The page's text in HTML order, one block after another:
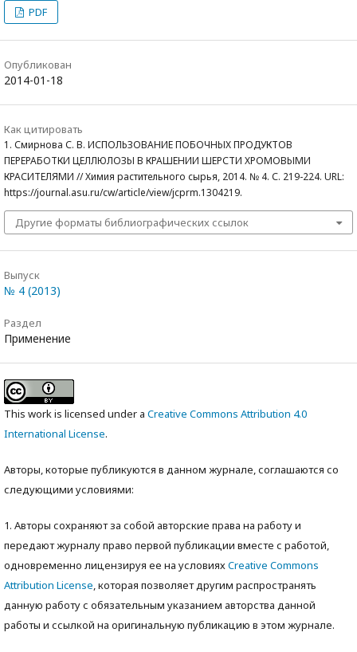
PDF
Опубликован
2014-01-18
Как цитировать
1. Смирнова С. В. ИСПОЛЬЗОВАНИЕ ПОБОЧНЫХ ПРОДУКТОВ
ПЕРЕРАБОТКИ ЦЕЛЛЮЛОЗЫ В КРАШЕНИИ ШЕРСТИ ХРОМОВЫМИ
КРАСИТЕЛЯМИ // Химия растительного сырья, 2014. № 4. С. 219-224. URL:
https://journal.asu.ru/cw/article/view/jcprm.1304219.
Другие форматы библиографических ссылок
Выпуск
№ 4 (2013)
Раздел
Применение
This work is licensed under a Creative Commons Attribution 4.0
International License.
Авторы, которые публикуются в данном журнале, соглашаются со
следующими условиями:
1. Авторы сохраняют за собой авторские права на работу и
передают журналу право первой публикации вместе с работой,
одновременно лицензируя ее на условияхCreative Commons
Attribution License, которая позволяет другим распространять
данную работу с обязательным указанием авторства данной
работы и ссылкой на оригинальную публикацию в этом журнале.